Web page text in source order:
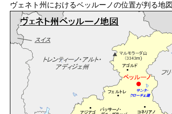
ヴェネト州におけるベッルーノの位置が判る地図